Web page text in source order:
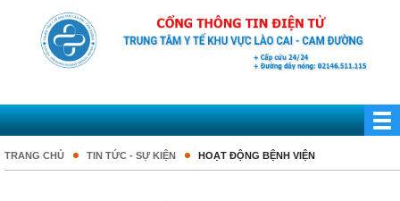
TRANG CHỦ TIN TỨC - SỰ KIỆN HOẠT ĐỘNG BỆNH VIỆN